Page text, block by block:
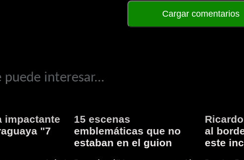
Cargar comentarios
puede interesar...
impactante
"7
15 escenas
emblemáticas que no
estaban en el guion
al
este